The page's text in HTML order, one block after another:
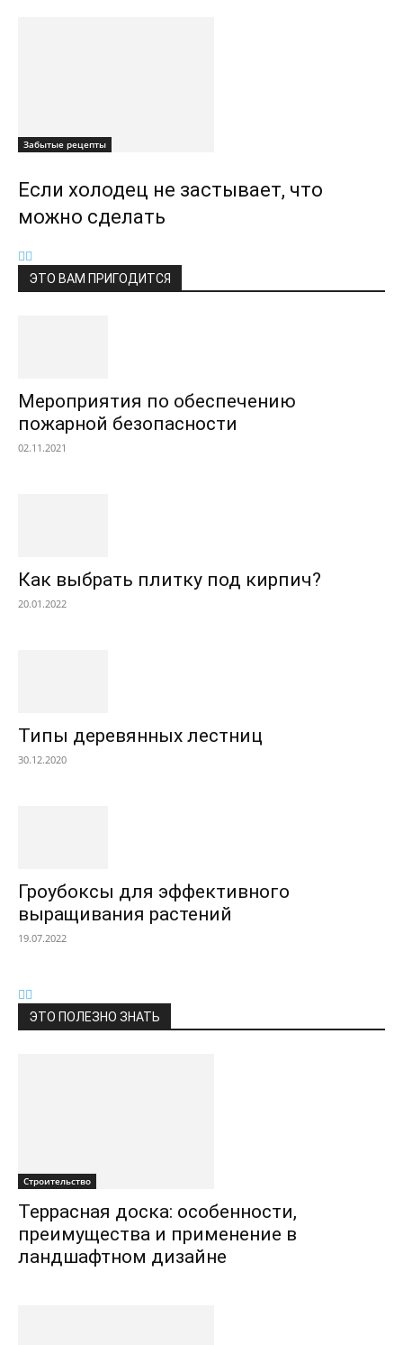
Забытые рецепты
Если холодец не застывает, что
можно сделать
ЭТО ВАМ ПРИГОДИТСЯ
Мероприятия по обеспечению
пожарной безопасности
02.11.2021
Как выбрать плитку под кирпич?
20.01.2022
Типы деревянных лестниц
30.12.2020
Гроубоксы для эффективного
выращивания растений
19.07.2022
ЭТО ПОЛЕЗНО ЗНАТЬ
Строительство
Террасная доска: особенности,
преимущества и применение в
ландшафтном дизайне